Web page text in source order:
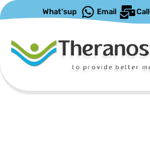
Call
Email
What'sup